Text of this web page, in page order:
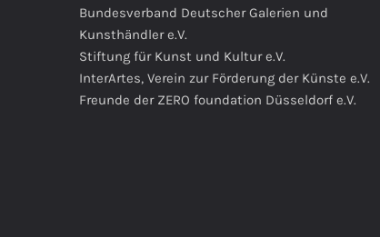
Bundesverband Deutscher Galerien und
Kunsthändler e.V.
Stiftung für Kunst und Kultur e.V.
InterArtes, Verein zur Förderung der Künste e.V.
Freunde der ZERO foundation Düsseldorf e.V.